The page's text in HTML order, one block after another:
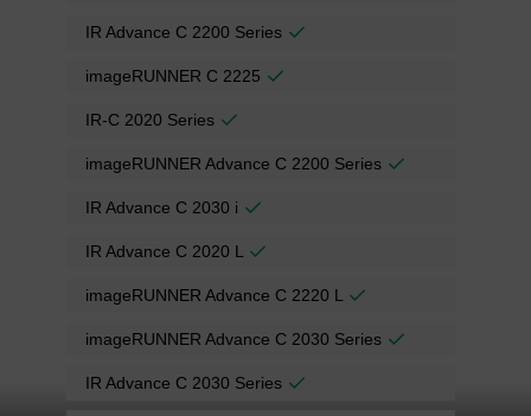
IR Advance C 2200 Series
imageRUNNER C 2225
IR-C 2020 Series
imageRUNNER Advance C 2200 Series
IR Advance C 2030 i
IR Advance C 2020 L
imageRUNNER Advance C 2220 L
imageRUNNER Advance C 2030 Series
IR Advance C 2030 Series